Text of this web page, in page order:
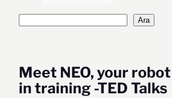
Ara
Meet NEO, your
in training -TED Talks